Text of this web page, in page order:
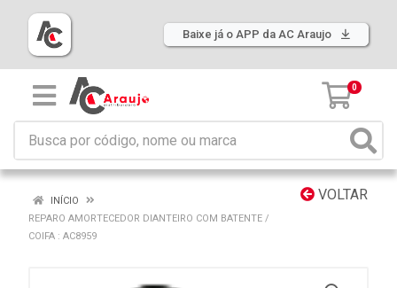
Baixe já o APP da AC Araujo
0
VOLTAR
INÍCIO
REPARO AMORTECEDOR DIANTEIRO COM BATENTE /
COIFA : AC8959